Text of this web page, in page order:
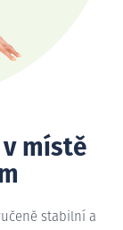
místě
stabilní a